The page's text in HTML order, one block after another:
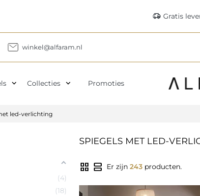
delivery_truck_speed Gratis
winkel@alfaram.nl
expand_more Collecties expand_more Promoties
led-verlichting
4
18
SPIEGELS MET LED-
grid_view view_agenda Er zijn 243producten.